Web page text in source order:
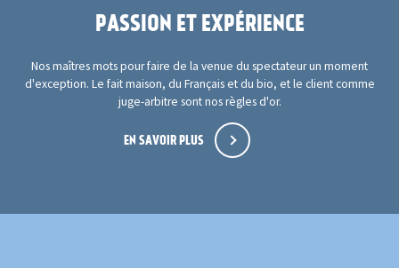
PASSION ET EXPÉRIENCE
Nos maîtres mots pour faire de la venue du spectateur un moment
d'exception. Le fait maison, du Français et du bio, et le client comme
juge-arbitre sont nos règles d'or.
EN SAVOIR PLUS